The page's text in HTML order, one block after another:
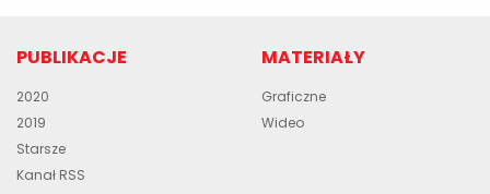
PUBLIKACJE
2020
2019
Starsze
Kanał RSS
MATERIAŁY
Graficzne
Wideo